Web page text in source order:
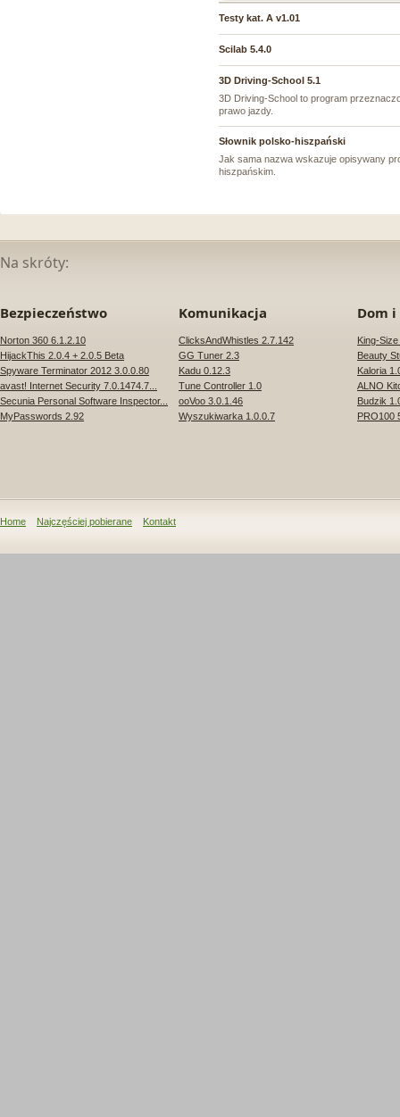
Testy kat. A v1.01
Scilab 5.4.0
3D Driving-School 5.1
3D Driving-School to program
prawo jazdy.
Słownik polsko-hiszpański
Jak sama nazwa wskazuje opisywany
hiszpańskim.
Na skróty:
Bezpieczeństwo
Norton 360 6.1.2.10
HijackThis 2.0.4 + 2.0.5 Beta
Spyware Terminator 2012 3.0.0.80
avast! Internet Security 7.0.1474.7...
Secunia Personal Software Inspector...
MyPasswords 2.92
Komunikacja
ClicksAndWhistles 2.7.142
GG Tuner 2.3
Kadu 0.12.3
Tune Controller 1.0
ooVoo 3.0.1.46
Wyszukiwarka 1.0.0.7
Dom
King-
Beauty
Kaloria
ALNO
Budzik
PRO100
Home Najczęściej pobierane Kontakt